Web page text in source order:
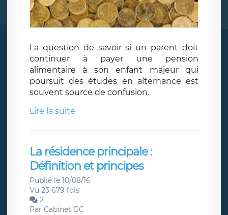
La question de savoir si un parent doit
continuer à payer une pension
alimentaire à son enfant majeur qui
poursuit des études en alternance est
souvent source de confusion.
Lire la suite
La résidence principale :
Définition et principes
Publié le 10/08/16
Vu 23 679 fois
2
Par Cabinet GC